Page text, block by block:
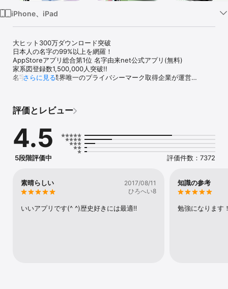
iPhone、iPad
大ヒット300万ダウンロード突破
日本人の名字の99%以上を網羅！
AppStoreアプリ総合第1位 名字由来net公式アプリ(無料)
家系図登録数1,500,000人突破!!
名字・家系図業界唯一のプライバシーマーク取得企業が運営
名字由来netは、日本人の名字(苗字)の99%以上を網羅し、名字アク
※アプリの製品上の問題ではなく、サーバーや回線の負荷により「読
み込んだまま動作が停止する」「検索内容が表示されない」などの
状況が発生する場合もございます。その場合はアプリを再起動して
ご利用ください。更に、旧字体等の表示・入力ができない場合がご
ざいます点をご理解の上ご利用くださいますようお願い申し上げま
※同姓同名検索のカウント数は「全国電話帳データ」を元に当会独自
に解析したものです。さらに、電話帳データの登録者は性別や世代
ださい。
さらに見る
評価とレビュー
4.5
5段階評価中 評価件数：7372
素晴らしい
2017/08/11
ひろへい8
いいアプリです(^ ^)歴史好きには最適‼︎
知識の参考
勉強になります